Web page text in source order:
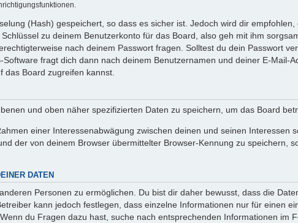
(Hash) gespeichert, so dass es sicher ist. Jedoch wird dir
zu deinem Benutzerkonto für das Board, also geh mit ihm
nach deinem Passwort fragen. Solltest du dein Passwort
Software fragt dich dann nach deinem Benutzernamen und deiner E-
das Board zugreifen kannst.
und oben näher spezifizierten Daten zu speichern, um das Board
einer Interessenabwägung zwischen deinen und seinen Interessen
der von deinem Browser übermittelter Browser-Kennung zu speichern,
DATEN
Personen zu ermöglichen. Du bist dir daher bewusst, dass die
kann jedoch festlegen, dass einzelne Informationen nur für einen
du Fragen dazu hast, suche nach entsprechenden Informationen im